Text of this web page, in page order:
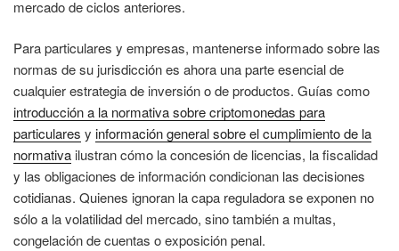
mercado de ciclos anteriores.
Para particulares y empresas, mantenerse informado sobre las
normas de su jurisdicción es ahora una parte esencial de
cualquier estrategia de inversión o de productos. Guías como
introducción a la normativa sobre criptomonedas para
particulares y información general sobre el cumplimiento de la
normativa ilustran cómo la concesión de licencias, la fiscalidad
y las obligaciones de información condicionan las decisiones
cotidianas. Quienes ignoran la capa reguladora se exponen no
sólo a la volatilidad del mercado, sino también a multas,
congelación de cuentas o exposición penal.